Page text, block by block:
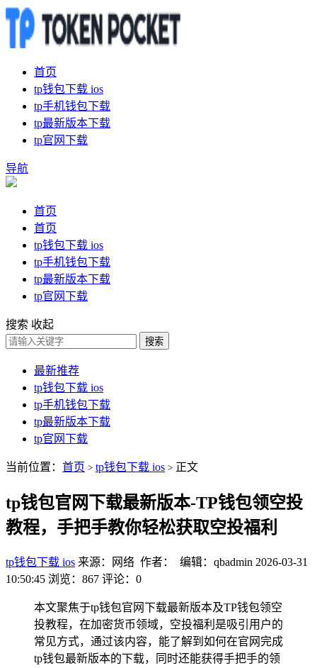
首页
tp钱包下载 ios
tp手机钱包下载
tp最新版本下载
tp官网下载
导航
首页
首页
tp钱包下载 ios
tp手机钱包下载
tp最新版本下载
tp官网下载
搜索 收起
搜索
最新推荐
tp钱包下载 ios
tp手机钱包下载
tp最新版本下载
tp官网下载
当前位置： 首页 > tp钱包下载 ios > 正文
tp钱包官网下载最新版本-TP钱包领空投
教程，手把手教你轻松获取空投福利
tp钱包下载 ios 来源：网络 作者： 编辑：qbadmin 2026-03-31
10:50:45 浏览：867 评论：0
本文聚焦于tp钱包官网下载最新版本及TP钱包领空
投教程，在加密货币领域，空投福利是吸引用户的
常见方式，通过该内容，能了解到如何在官网完成
tp钱包最新版本的下载，同时还能获得手把手的领